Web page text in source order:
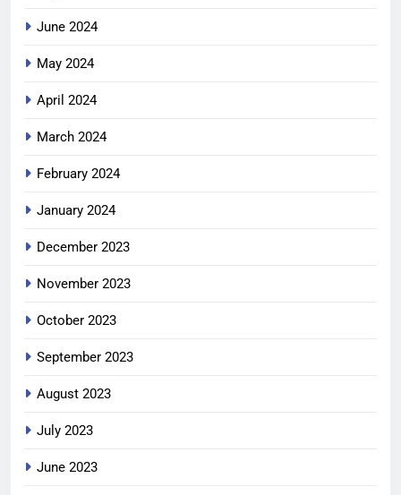
June 2024
May 2024
April 2024
March 2024
February 2024
January 2024
December 2023
November 2023
October 2023
September 2023
August 2023
July 2023
June 2023